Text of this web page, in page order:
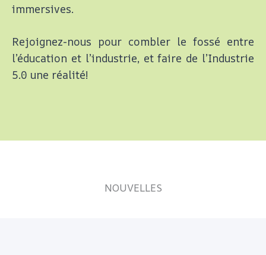
immersives.
Rejoignez-nous pour combler le fossé entre
l’éducation et l’industrie, et faire de l’Industrie
5.0 une réalité!
NOUVELLES